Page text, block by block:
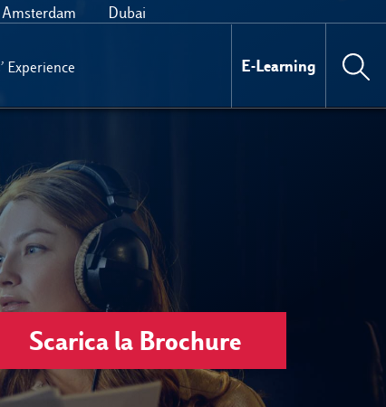
Amsterdam Dubai
Experience E-Learning
Scarica la Brochure